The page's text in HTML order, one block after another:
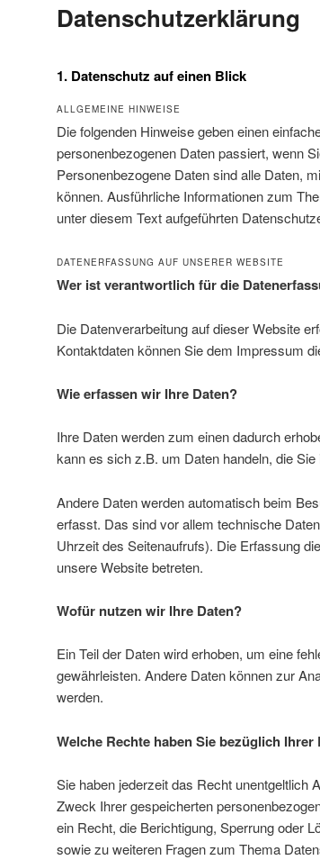
Datenschutzerklärung
1. Datenschutz auf einen Blick
ALLGEMEINE HINWEISE
Die folgenden Hinweise geben einen
personenbezogenen Daten passiert, wenn
Personenbezogene Daten sind alle Daten,
können. Ausführliche Informationen zum
unter diesem Text aufgeführten
DATENERFASSUNG AUF UNSERER WEBSITE
Wer ist verantwortlich für die
Die Datenverarbeitung auf dieser Website
Kontaktdaten können Sie dem Impressum
Wie erfassen wir Ihre Daten?
Ihre Daten werden zum einen dadurch
kann es sich z.B. um Daten handeln, die
Andere Daten werden automatisch beim
erfasst. Das sind vor allem technische
Uhrzeit des Seitenaufrufs). Die Erfassung
unsere Website betreten.
Wofür nutzen wir Ihre Daten?
Ein Teil der Daten wird erhoben, um eine
gewährleisten. Andere Daten können zur
werden.
Welche Rechte haben Sie bezüglich Ihrer
Sie haben jederzeit das Recht unentgeltlich
Zweck Ihrer gespeicherten
ein Recht, die Berichtigung, Sperrung oder
sowie zu weiteren Fragen zum Thema